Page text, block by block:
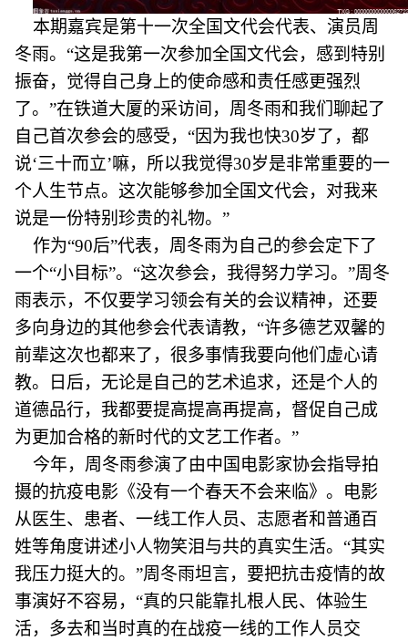
本期嘉宾是第十一次全国文代会代表、演员周
冬雨。“这是我第一次参加全国文代会，感到特别
振奋，觉得自己身上的使命感和责任感更强烈
了。”在铁道大厦的采访间，周冬雨和我们聊起了
自己首次参会的感受，“因为我也快30岁了，都
说‘三十而立’嘛，所以我觉得30岁是非常重要的一
个人生节点。这次能够参加全国文代会，对我来
说是一份特别珍贵的礼物。”
作为“90后”代表，周冬雨为自己的参会定下了
一个“小目标”。“这次参会，我得努力学习。”周冬
雨表示，不仅要学习领会有关的会议精神，还要
多向身边的其他参会代表请教，“许多德艺双馨的
前辈这次也都来了，很多事情我要向他们虚心请
教。日后，无论是自己的艺术追求，还是个人的
道德品行，我都要提高提高再提高，督促自己成
为更加合格的新时代的文艺工作者。”
今年，周冬雨参演了由中国电影家协会指导拍
摄的抗疫电影《没有一个春天不会来临》。电影
从医生、患者、一线工作人员、志愿者和普通百
姓等角度讲述小人物笑泪与共的真实生活。“其实
我压力挺大的。”周冬雨坦言，要把抗击疫情的故
事演好不容易，“真的只能靠扎根人民、体验生
活，多去和当时真的在战疫一线的工作人员交